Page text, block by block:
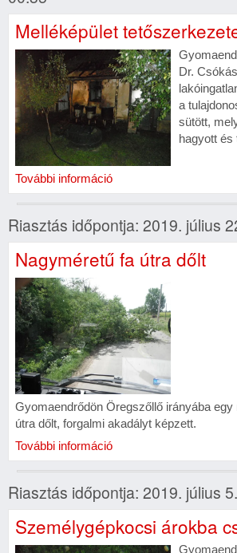
Melléképület
Dr.
a
sütött,
hagyott és
További információ
Riasztás időpontja: 2019. július
Nagyméretű fa útra dőlt
Gyomaendrődön Öregszőllő irányába
útra dőlt, forgalmi akadályt képzett.
További információ
Riasztás időpontja: 2019. július
Személygépkocsi árokba